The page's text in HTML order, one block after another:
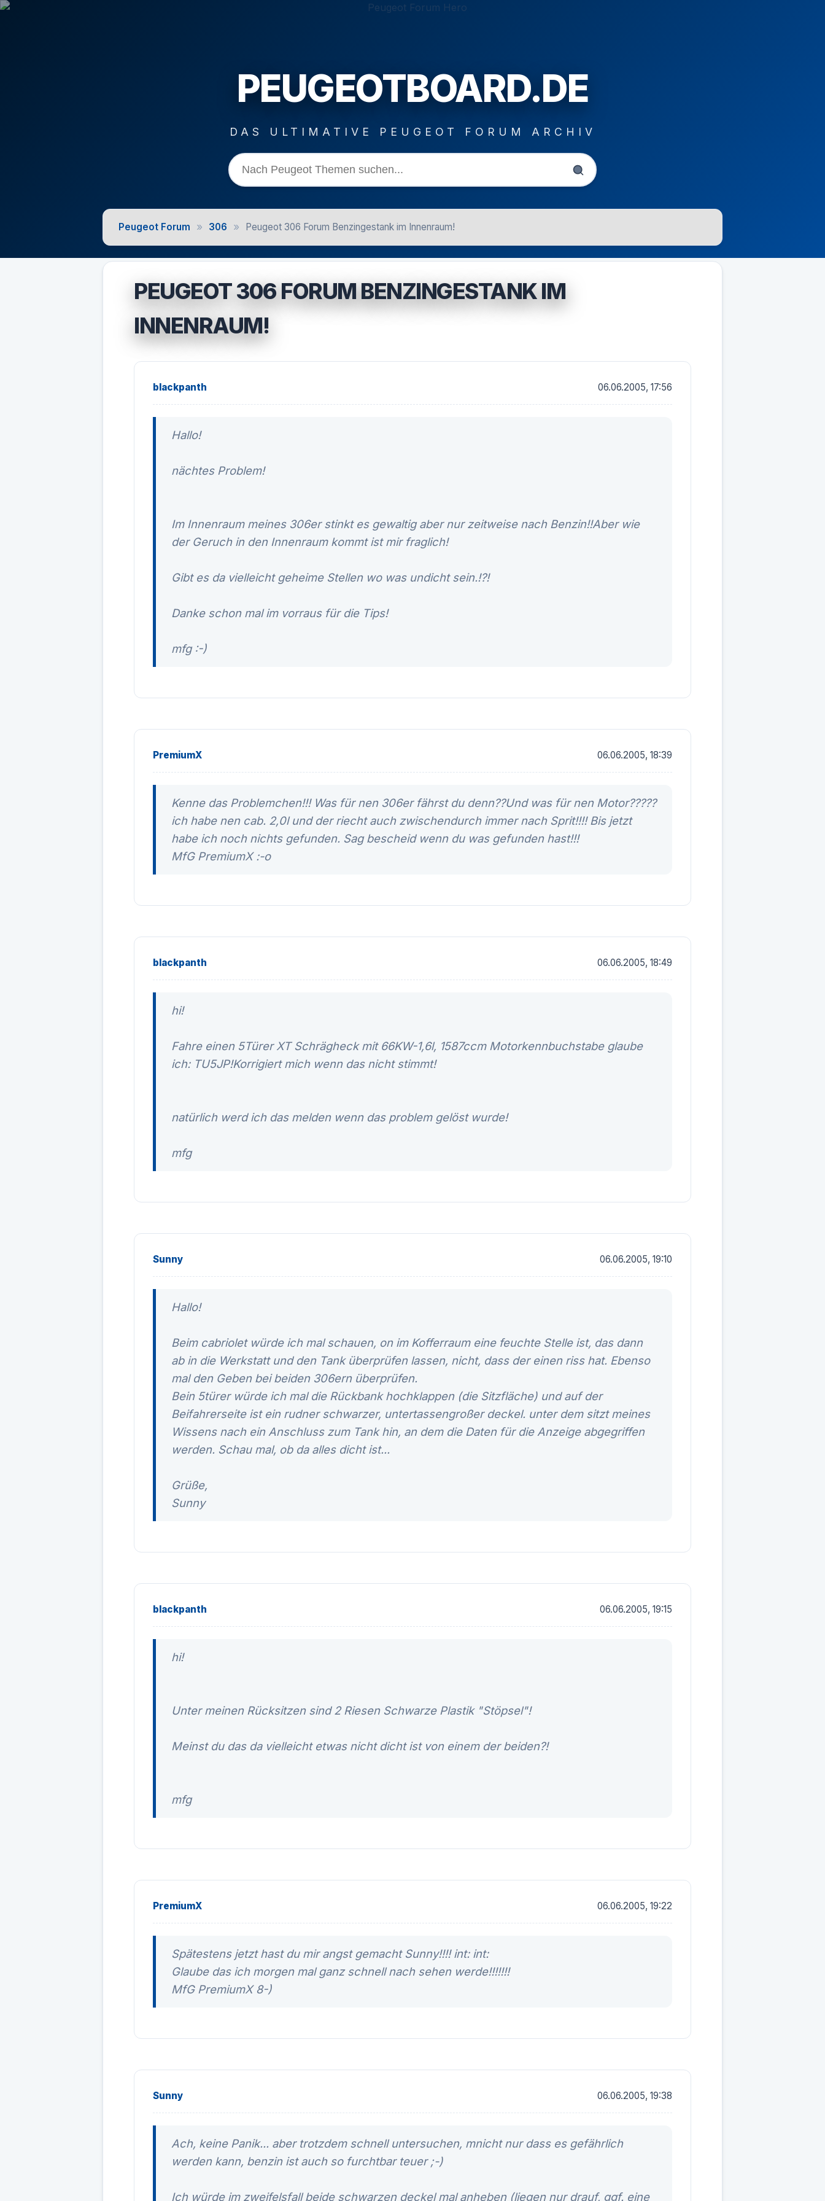
PEUGEOTBOARD.DE
DAS ULTIMATIVE PEUGEOT FORUM ARCHIV
Peugeot Forum » 306 » Peugeot 306 Forum Benzingestank im Innenraum!
PEUGEOT 306 FORUM BENZINGESTANK IM
INNENRAUM!
blackpanth 06.06.2005, 17:56
Hallo!
nächtes Problem!
Im Innenraum meines 306er stinkt es gewaltig aber nur zeitweise nach Benzin!!Aber wie
der Geruch in den Innenraum kommt ist mir fraglich!
Gibt es da vielleicht geheime Stellen wo was undicht sein.!?!
Danke schon mal im vorraus für die Tips!
mfg :-)
PremiumX 06.06.2005, 18:39
Kenne das Problemchen!!! Was für nen 306er fährst du denn??Und was für nen Motor?????
ich habe nen cab. 2,0l und der riecht auch zwischendurch immer nach Sprit!!!! Bis jetzt
habe ich noch nichts gefunden. Sag bescheid wenn du was gefunden hast!!!
MfG PremiumX :-o
blackpanth 06.06.2005, 18:49
hi!
Fahre einen 5Türer XT Schrägheck mit 66KW-1,6l, 1587ccm Motorkennbuchstabe glaube
ich: TU5JP!Korrigiert mich wenn das nicht stimmt!
natürlich werd ich das melden wenn das problem gelöst wurde!
mfg
Sunny 06.06.2005, 19:10
Hallo!
Beim cabriolet würde ich mal schauen, on im Kofferraum eine feuchte Stelle ist, das dann
ab in die Werkstatt und den Tank überprüfen lassen, nicht, dass der einen riss hat. Ebenso
mal den Geben bei beiden 306ern überprüfen.
Bein 5türer würde ich mal die Rückbank hochklappen (die Sitzfläche) und auf der
Beifahrerseite ist ein rudner schwarzer, untertassengroßer deckel. unter dem sitzt meines
Wissens nach ein Anschluss zum Tank hin, an dem die Daten für die Anzeige abgegriffen
werden. Schau mal, ob da alles dicht ist...
Grüße,
Sunny
blackpanth 06.06.2005, 19:15
hi!
Unter meinen Rücksitzen sind 2 Riesen Schwarze Plastik "Stöpsel"!
Meinst du das da vielleicht etwas nicht dicht ist von einem der beiden?!
mfg
PremiumX 06.06.2005, 19:22
Spätestens jetzt hast du mir angst gemacht Sunny!!!!int: int:
Glaube das ich morgen mal ganz schnell nach sehen werde!!!!!!!
MfG PremiumX 8-)
Sunny 06.06.2005, 19:38
Ach, keine Panik... aber trotzdem schnell untersuchen, mnicht nur dass es gefährlich
werden kann, benzin ist auch so furchtbar teuer ;-)
Ich würde im zweifelsfall beide schwarzen deckel mal anheben (liegen nur drauf, ggf. eine